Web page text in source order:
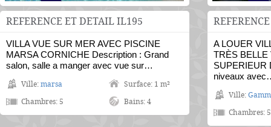
REFERENCE ET DETAIL IL195
VILLA VUE SUR MER AVEC PISCINE
MARSA CORNICHE Description : Grand
salon, salle a manger avec vue sur…
Ville: marsa Surface: 1 m²
Chambres: 5 Bains: 4
A LOUER
TRÈS
SUPERIEUR
niveaux
Ville:
Chambres: 5